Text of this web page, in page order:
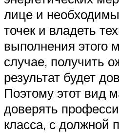
лице и
точек и владеть
выполнения этого
случае, получить
результат будет
Поэтому этот вид
доверять
класса, с должной